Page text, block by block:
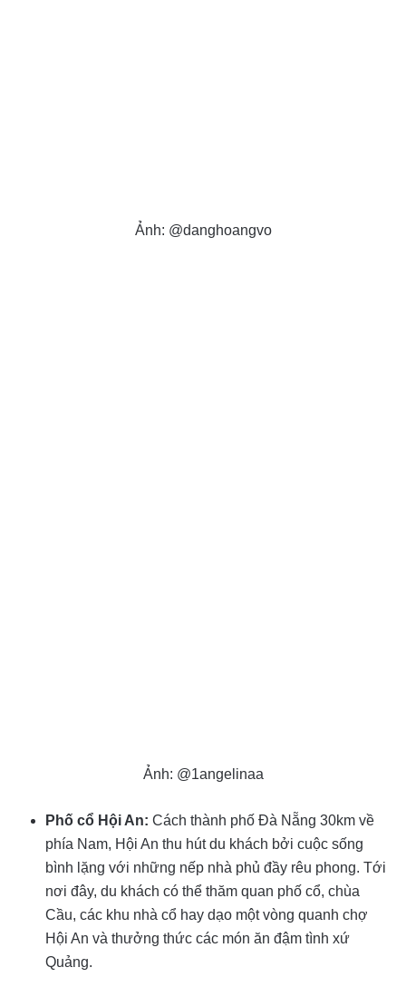
Ảnh: @danghoangvo
Ảnh: @1angelinaa
Phố cổ Hội An: Cách thành phố Đà Nẵng 30km về
phía Nam, Hội An thu hút du khách bởi cuộc sống
bình lặng với những nếp nhà phủ đầy rêu phong. Tới
nơi đây, du khách có thể thăm quan phố cổ, chùa
Cầu, các khu nhà cổ hay dạo một vòng quanh chợ
Hội An và thưởng thức các món ăn đậm tình xứ
Quảng.